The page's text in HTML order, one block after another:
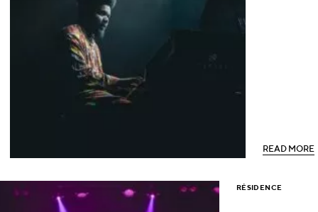
READ MORE
RÉSIDENCE